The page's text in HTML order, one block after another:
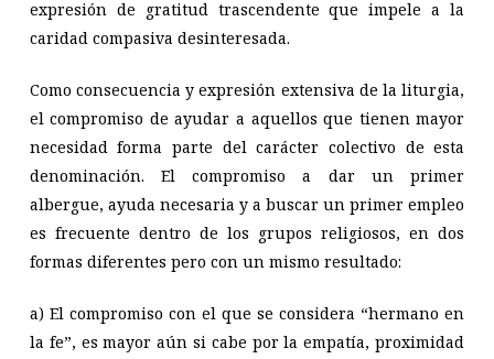
expresión de gratitud trascendente que impele a la
caridad compasiva desinteresada.
Como consecuencia y expresión extensiva de la liturgia,
el compromiso de ayudar a aquellos que tienen mayor
necesidad forma parte del carácter colectivo de esta
denominación. El compromiso a dar un primer
albergue, ayuda necesaria y a buscar un primer empleo
es frecuente dentro de los grupos religiosos, en dos
formas diferentes pero con un mismo resultado:
a) El compromiso con el que se considera “hermano en
la fe”, es mayor aún si cabe por la empatía, proximidad